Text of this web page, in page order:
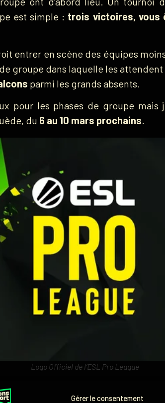
Gérer le consentement
est simple : trois victoires, vous
entrer en scène des équipes
groupe dans laquelle les
parmi les grands absents.
pour les phases de groupe
du 6 au 10 mars prochains.
Logo Officiel de l’ESL Pro League